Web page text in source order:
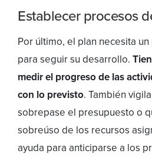
Establecer procesos
Por último, el plan necesita
para seguir su desarrollo.
medir el progreso de las
con lo previsto. También
sobrepase el presupuesto o
sobreúso de los recursos
ayuda para anticiparse a los